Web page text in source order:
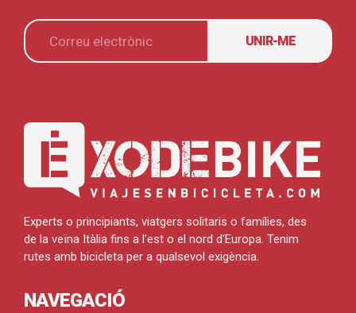
UNIR-ME
Experts o principiants, viatgers solitaris o famílies, des
de la veïna Itàlia fins a l'est o el nord d'Europa. Tenim
rutes amb bicicleta per a qualsevol exigència.
NAVEGACIÓ